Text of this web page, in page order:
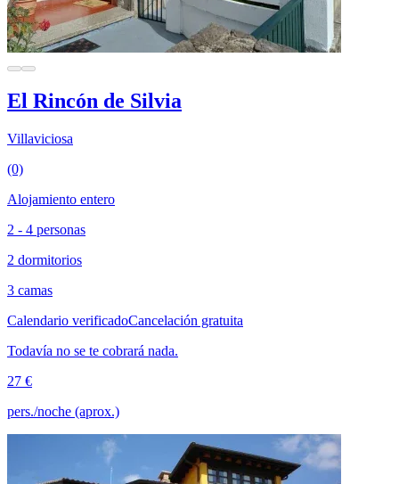
El Rincón de Silvia
Villaviciosa
(0)
Alojamiento entero
2 - 4 personas
2 dormitorios
3 camas
Calendario verificadoCancelación gratuita
Todavía no se te cobrará nada.
27 €
pers./noche (aprox.)